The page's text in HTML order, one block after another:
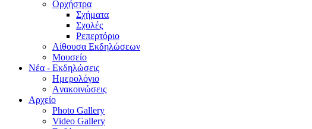
Ορχήστρα
Σχήματα
Σχολές
Ρεπερτόριο
Aίθουσα Εκδηλώσεων
Μουσείο
Νέα - Εκδηλώσεις
Ημερολόγιο
Aνακοινώσεις
Αρχείο
Photo Gallery
Video Gallery